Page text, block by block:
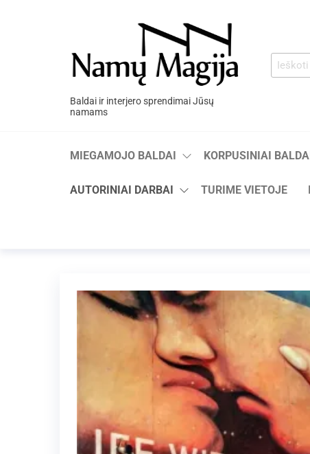
Baldai ir interjero sprendimai Jūsų
namams
MIEGAMOJO BALDAI KORPUSINIAI
AUTORINIAI DARBAI TURIME VIETOJE